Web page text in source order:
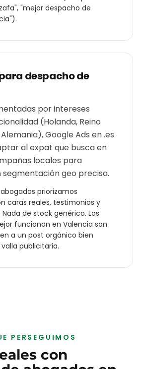
", "mejor despacho de
").
despacho de
por intereses
(Holanda, Reino
Google Ads en .es
al expat que busca en
locales para
geo precisa.
priorizamos
caras reales, testimonios y
de stock genérico. Los
funcionan en Valencia son
a un post orgánico bien
publicitaria.
PERSEGUIMOS
con